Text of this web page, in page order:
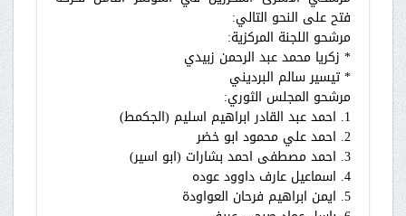
فتح على النحو التالي:
مرشحو اللجنة المركزية:
* زكريا محمد عبد الرحمن زبيدي
* تيسير سالم البرديني
مرشحو المجلس الثوري:
1. احمد عبد القادر ابراهيم اسليم (الجكمط)
2. احمد علي محمود ابو خضر
3. احمد مصطفى احمد بشارات (ابو اسير)
4. اسماعيل عارف داوود عوده
5. ايمن ابراهيم فرحان العواودة